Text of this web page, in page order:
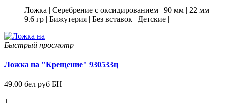
Ложка | Серебрение с оксидированием | 90 мм | 22 мм |
9.6 гр | Бижутерия | Без вставок | Детские |
Быстрый просмотр
Ложка на "Крещение" 930533ц
49.00 бел руб БН
+